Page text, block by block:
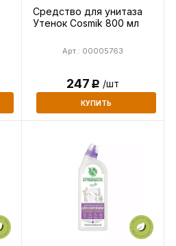
Средство для унитаза
Утенок Cosmik 800 мл
Арт.: 00005763
247Р /шт
КУПИТЬ